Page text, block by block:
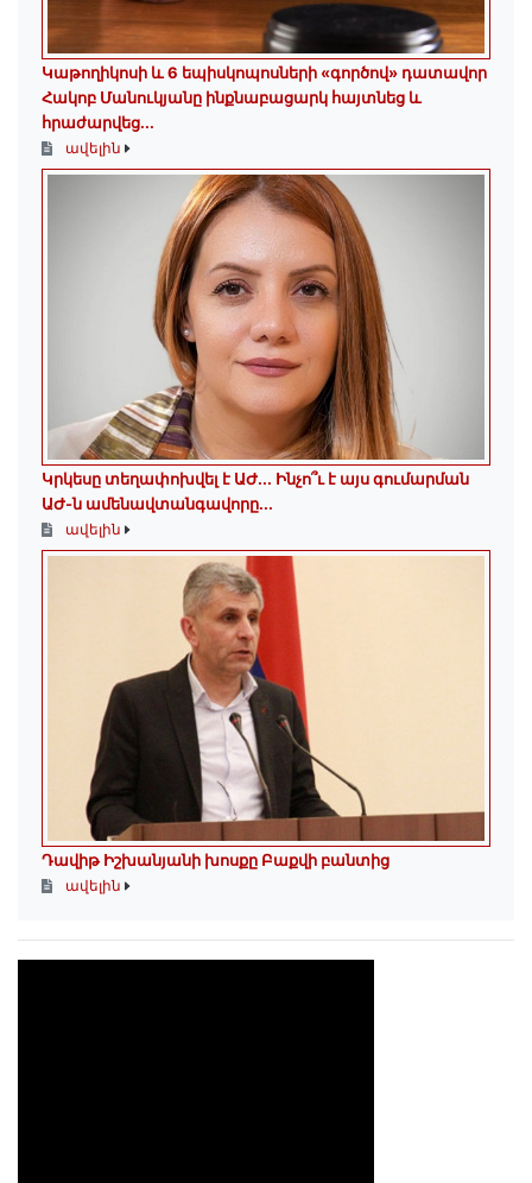
️Կաթողիկոսի և 6 եպիսկոպոսների «գործով» դատավոր
Հակոբ Մանուկյանը ինքնաբացարկ հայտնեց և
հրաժարվեց...
ավելին
Կրկեսը տեղափոխվել է ԱԺ... Ինչո՞ւ է այս գումարման
ԱԺ-ն ամենավտանգավորը...
ավելին
Դավիթ Իշխանյանի խոսքը Բաքվի բանտից
ավելին